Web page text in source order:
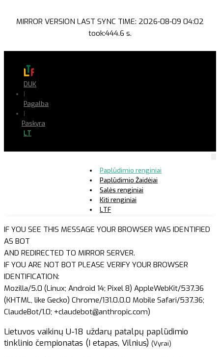
MIRROR VERSION LAST SYNC TIME: 2026-08-09 04:02
took:444.6 s.
DUK
|
Pagalba
|
Paskyra
LT
Paplūdimio renginiai
Paplūdimio Žaidėjai
Salės renginiai
Kiti renginiai
LTF
IF YOU SEE THIS MESSAGE YOUR BROWSER WAS IDENTIFIED
AS BOT
AND REDIRECTED TO MIRROR SERVER.
IF YOU ARE NOT BOT PLEASE VERIFY YOUR BROWSER
IDENTIFICATION:
Mozilla/5.0 (Linux; Android 14; Pixel 8) AppleWebKit/537.36
(KHTML, like Gecko) Chrome/131.0.0.0 Mobile Safari/537.36;
ClaudeBot/1.0; +claudebot@anthropic.com)
Lietuvos vaikinų U-18 uždarų patalpų paplūdimio
tinklinio čempionatas (I etapas, Vilnius) (Vyrai)